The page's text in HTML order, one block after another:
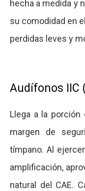
hecha a medida y
su comodidad en
perdidas leves y
Audífonos IIC
Llega a la
margen de
tímpano. Al
amplificación,
natural del CAE.